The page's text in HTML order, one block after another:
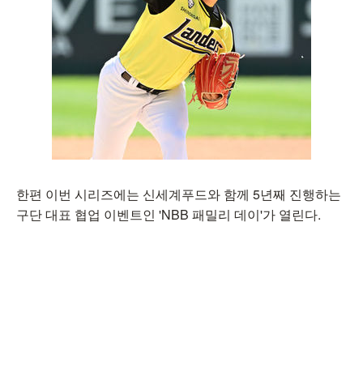
한편 이번 시리즈에는 신세계푸드와 함께 5년째 진행하는
구단 대표 협업 이벤트인 'NBB 패밀리 데이'가 열린다.